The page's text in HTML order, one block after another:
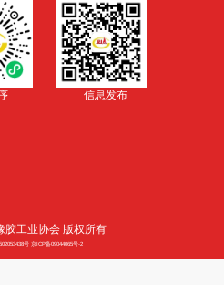
信息发布
胶工业协会 版权所有
号 京ICP备09044065号-2